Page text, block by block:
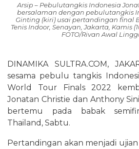
Arsip – Pebulutangkis Indonesia
bersalaman dengan pebulutangkis
Ginting (kiri) usai pertandingan final
Tenis Indoor, Senayan, Jakarta, Kamis
FOTO/Rivan Awal
DINAMIKA SULTRA.COM,
sesama pebulu tangkis
World Tour Finals 2022
Jonatan Christie dan Anthony
bertemu pada babak
Thailand, Sabtu.
Pertandingan akan menjadi